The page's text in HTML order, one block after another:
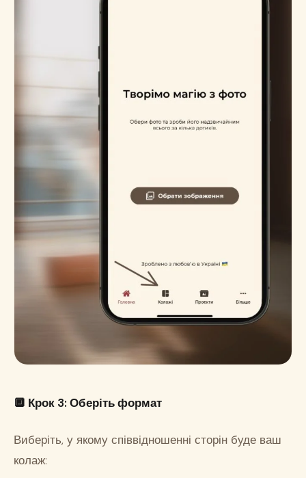
🔲 Крок 3: Оберіть формат
Виберіть, у якому співвідношенні сторін буде ваш
колаж: